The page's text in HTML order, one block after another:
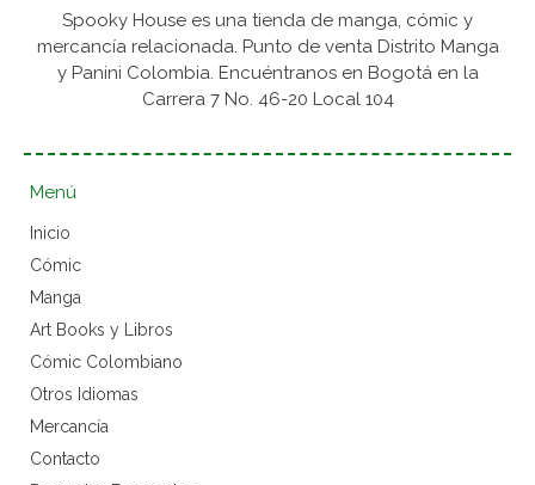
Spooky House es una tienda de manga, cómic y
mercancía relacionada. Punto de venta Distrito Manga
y Panini Colombia. Encuéntranos en Bogotá en la
Carrera 7 No. 46-20 Local 104
Menú
Inicio
Cómic
Manga
Art Books y Libros
Cómic Colombiano
Otros Idiomas
Mercancía
Contacto